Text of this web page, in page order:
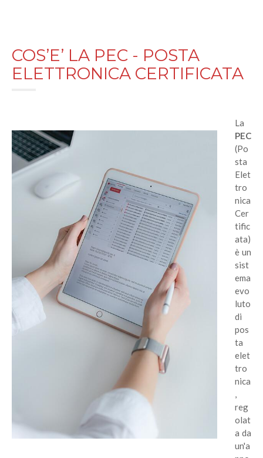
COS’E’ LA PEC - POSTA
ELETTRONICA CERTIFICATA
La
PEC
(Po
sta
Elet
tro
nica
Cer
tific
ata)
è un
sist
ema
evo
luto
di
pos
ta
elet
tro
nica
,
reg
olat
a da
un'a